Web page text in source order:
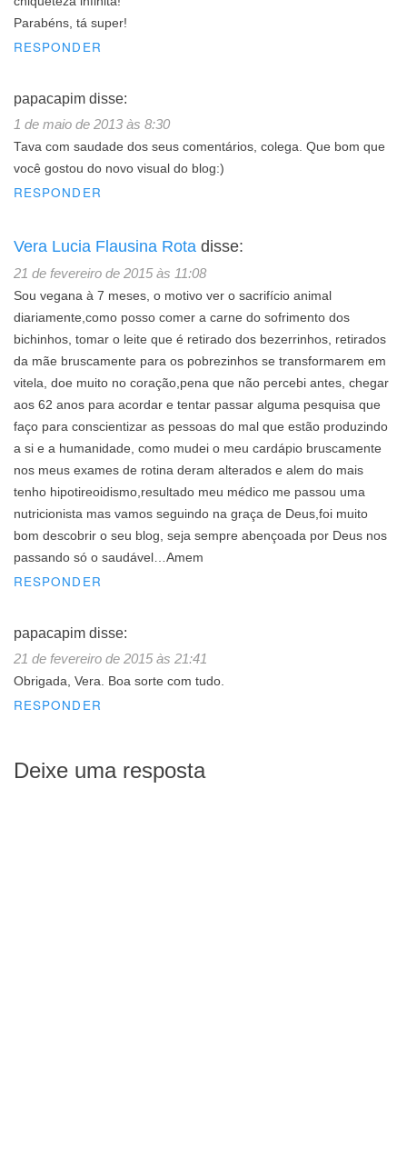
Parabéns, tá super!
RESPONDER
papacapim disse:
1 de maio de 2013 às 8:30
Tava com saudade dos seus comentários, colega. Que bom que
você gostou do novo visual do blog:)
RESPONDER
Vera Lucia Flausina Rota disse:
21 de fevereiro de 2015 às 11:08
Sou vegana à 7 meses, o motivo ver o sacrifício animal
diariamente,como posso comer a carne do sofrimento dos
bichinhos, tomar o leite que é retirado dos bezerrinhos, retirados
da mãe bruscamente para os pobrezinhos se transformarem em
vitela, doe muito no coração,pena que não percebi antes, chegar
aos 62 anos para acordar e tentar passar alguma pesquisa que
faço para conscientizar as pessoas do mal que estão produzindo
a si e a humanidade, como mudei o meu cardápio bruscamente
nos meus exames de rotina deram alterados e alem do mais
tenho hipotireoidismo,resultado meu médico me passou uma
nutricionista mas vamos seguindo na graça de Deus,foi muito
bom descobrir o seu blog, seja sempre abençoada por Deus nos
passando só o saudável…Amem
RESPONDER
papacapim disse:
21 de fevereiro de 2015 às 21:41
Obrigada, Vera. Boa sorte com tudo.
RESPONDER
Deixe uma resposta